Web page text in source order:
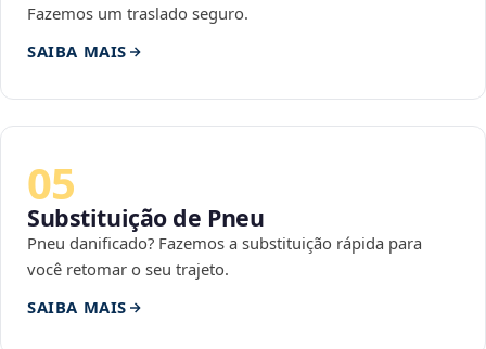
Fazemos um traslado seguro.
SAIBA MAIS
05
Substituição de Pneu
Pneu danificado? Fazemos a substituição rápida para
você retomar o seu trajeto.
SAIBA MAIS